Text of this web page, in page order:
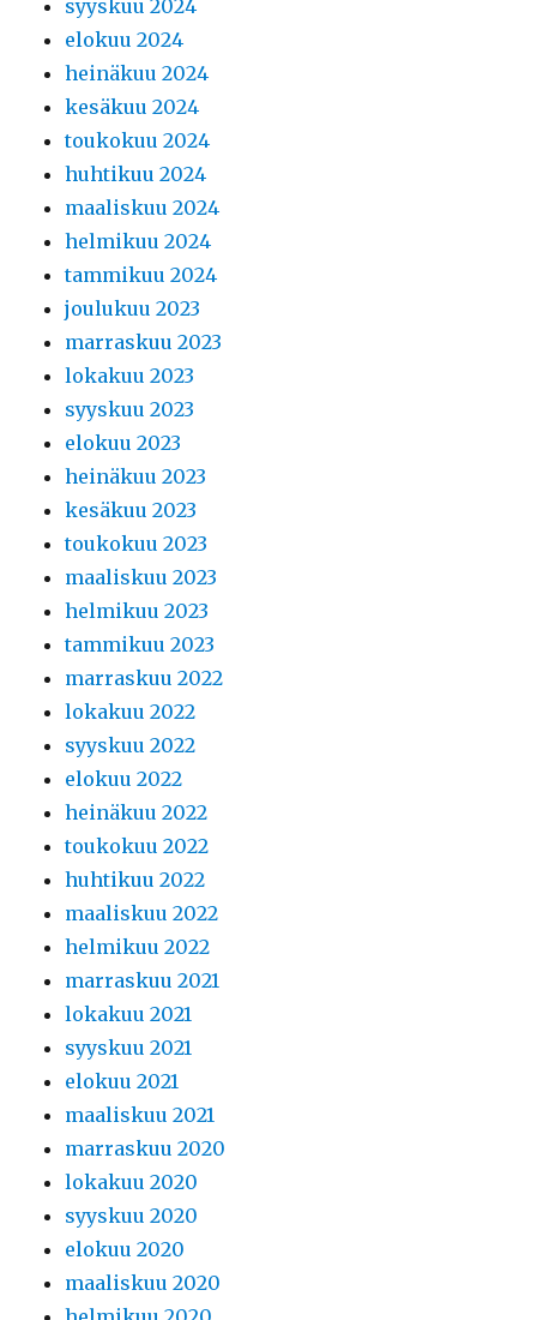
syyskuu 2024
elokuu 2024
heinäkuu 2024
kesäkuu 2024
toukokuu 2024
huhtikuu 2024
maaliskuu 2024
helmikuu 2024
tammikuu 2024
joulukuu 2023
marraskuu 2023
lokakuu 2023
syyskuu 2023
elokuu 2023
heinäkuu 2023
kesäkuu 2023
toukokuu 2023
maaliskuu 2023
helmikuu 2023
tammikuu 2023
marraskuu 2022
lokakuu 2022
syyskuu 2022
elokuu 2022
heinäkuu 2022
toukokuu 2022
huhtikuu 2022
maaliskuu 2022
helmikuu 2022
marraskuu 2021
lokakuu 2021
syyskuu 2021
elokuu 2021
maaliskuu 2021
marraskuu 2020
lokakuu 2020
syyskuu 2020
elokuu 2020
maaliskuu 2020